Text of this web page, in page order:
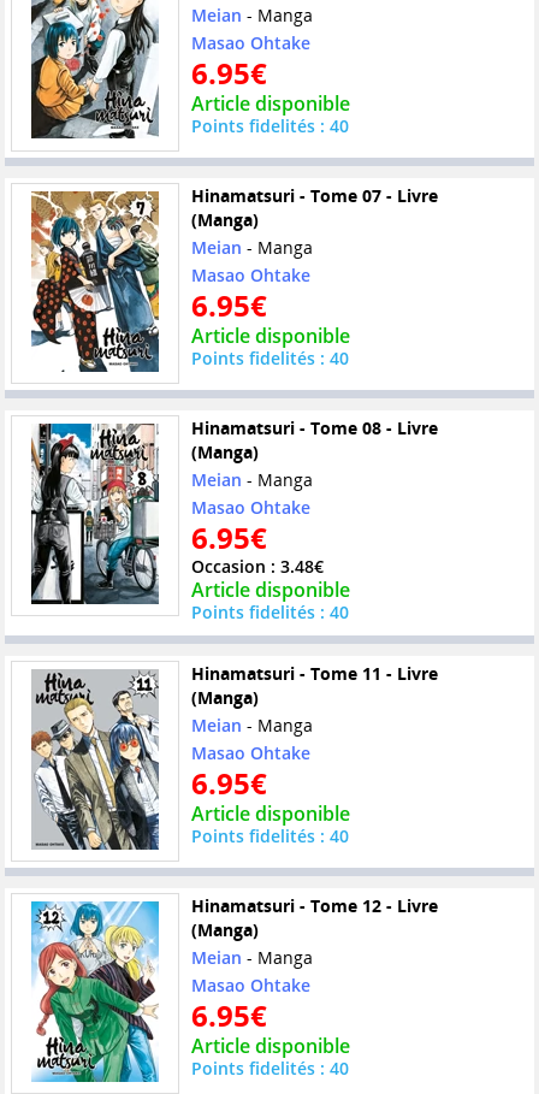
Meian - Manga
Masao Ohtake
6.95€
Article disponible
Points fidelités : 40
Hinamatsuri - Tome 07 - Livre
(Manga)
Meian - Manga
Masao Ohtake
6.95€
Article disponible
Points fidelités : 40
Hinamatsuri - Tome 08 - Livre
(Manga)
Meian - Manga
Masao Ohtake
6.95€
Occasion : 3.48€
Article disponible
Points fidelités : 40
Hinamatsuri - Tome 11 - Livre
(Manga)
Meian - Manga
Masao Ohtake
6.95€
Article disponible
Points fidelités : 40
Hinamatsuri - Tome 12 - Livre
(Manga)
Meian - Manga
Masao Ohtake
6.95€
Article disponible
Points fidelités : 40